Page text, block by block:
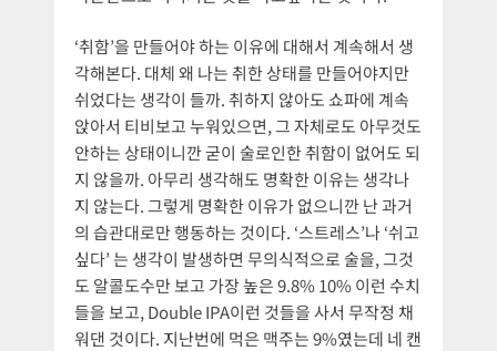
‘취함’을 만들어야 하는 이유에 대해서 계속해서 생
각해본다. 대체 왜 나는 취한 상태를 만들어야지만
쉬었다는 생각이 들까. 취하지 않아도 쇼파에 계속
앉아서 티비보고 누워있으면, 그 자체로도 아무것도
안하는 상태이니깐 굳이 술로인한 취함이 없어도 되
지 않을까. 아무리 생각해도 명확한 이유는 생각나
지 않는다. 그렇게 명확한 이유가 없으니깐 난 과거
의 습관대로만 행동하는 것이다. ‘스트레스’나 ‘쉬고
싶다’ 는 생각이 발생하면 무의식적으로 술을, 그것
도 알콜도수만 보고 가장 높은 9.8% 10% 이런 수치
들을 보고, Double IPA이런 것들을 사서 무작정 채
워댄 것이다. 지난번에 먹은 맥주는 9%였는데 네 캔